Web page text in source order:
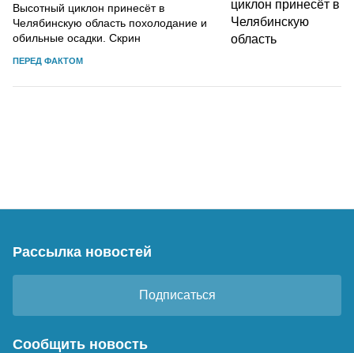
Высотный циклон принесёт в
Челябинскую область похолодание и
обильные осадки. Скрин
ПЕРЕД ФАКТОМ
Рассылка новостей
Подписаться
Сообщить новость